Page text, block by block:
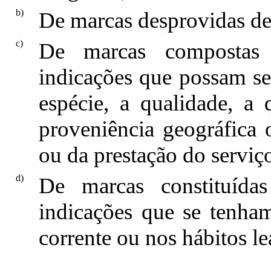
b) De marcas desprovidas
c)
De marcas
indicações que possam
espécie, a qualidade,
proveniência
ou da prestação do
d)
De marcas
indicações que se
corrente ou nos hábitos